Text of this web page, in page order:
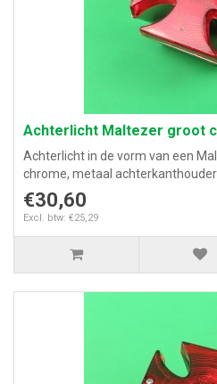
Achterlicht Maltezer groot
Achterlicht in de vorm van een
chrome, metaal achterkanthouder
€30,60
Excl. btw: €25,29